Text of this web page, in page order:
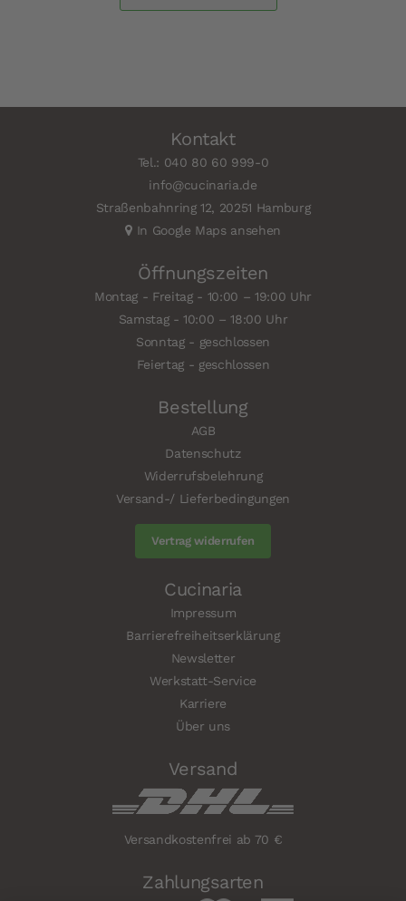
Kontakt
Tel.: 040 80 60 999-0
info@cucinaria.de
Straßenbahnring 12, 20251 Hamburg
In Google Maps ansehen
Öffnungszeiten
Montag - Freitag - 10:00 – 19:00 Uhr
Samstag - 10:00 – 18:00 Uhr
Sonntag - geschlossen
Feiertag - geschlossen
Bestellung
AGB
Datenschutz
Widerrufsbelehrung
Versand-/ Lieferbedingungen
Vertrag widerrufen
Cucinaria
Impressum
Barrierefreiheitserklärung
Newsletter
Werkstatt-Service
Karriere
Über uns
Versand
Versandkostenfrei ab 70 €
Zahlungsarten